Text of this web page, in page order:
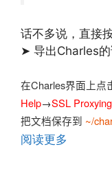
话不多说，直接
➤ 导出Charles的
在Charles界面上点
Help→SSL Proxying
把文档保存到 ~/
阅读更多